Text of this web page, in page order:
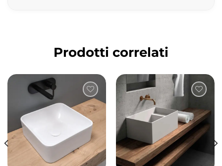
Design firmato Giancarlo Angelelli e
Alessandro Paolelli
La collezione Cosa nasce dall’incontro tra il
ceramic design di Giancarlo Angelelli e i
complementi progettati da Alessandro
Paolelli. Un progetto contemporaneo che
interpreta il bagno moderno attraverso
forme essenziali, materiali di qualità e
dettagli funzionali pensati per il comfort
Prodotti correlati